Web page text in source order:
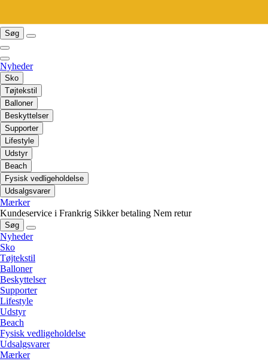
Søg
Nyheder
Sko
Tøjtekstil
Balloner
Beskyttelser
Supporter
Lifestyle
Udstyr
Beach
Fysisk vedligeholdelse
Udsalgsvarer
Mærker
Kundeservice i Frankrig Sikker betaling Nem retur
Søg
Nyheder
Sko
Tøjtekstil
Balloner
Beskyttelser
Supporter
Lifestyle
Udstyr
Beach
Fysisk vedligeholdelse
Udsalgsvarer
Mærker